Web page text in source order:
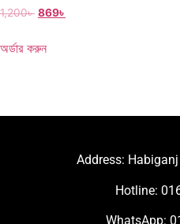
1,200৳ 869৳
অর্ডার করুন
Address:
Hotline:
WhatsApp: